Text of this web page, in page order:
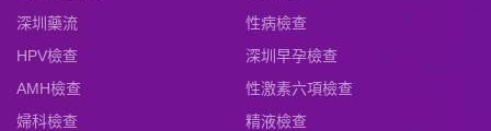
深圳藥流
性病檢查
HPV檢查
深圳早孕檢查
AMH檢查
性激素六項檢查
婦科檢查
精液檢查